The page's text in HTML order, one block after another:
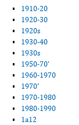
1910-20
1920-30
1920s
1930-40
1930s
1950-70'
1960-1970
1970'
1970-1980
1980-1990
1a12